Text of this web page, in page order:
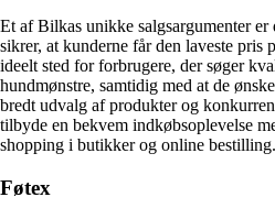
Et af Bilkas unikke salgsargumenter er
sikrer, at kunderne får den laveste pris
ideelt sted for forbrugere, der søger
hundmønstre, samtidig med at de
bredt udvalg af produkter og
tilbyde en bekvem indkøbsoplevelse
shopping i butikker og online bestilling.
Føtex